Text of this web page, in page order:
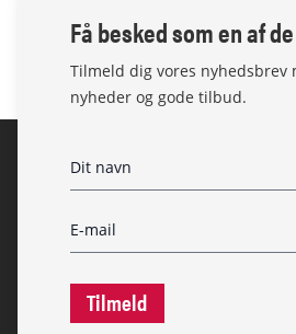
Få besked som en af
Tilmeld dig vores nyhedsbrev
nyheder og gode tilbud.
Tilmeld